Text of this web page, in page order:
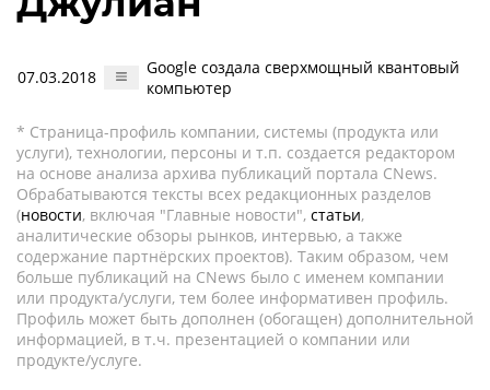
07.03.2018
Google создала сверхмощный квантовый
компьютер
* Страница-профиль компании, системы (продукта или
услуги), технологии, персоны и т.п. создается редактором
на основе анализа архива публикаций портала CNews.
Обрабатываются тексты всех редакционных разделов
(новости, включая "Главные новости", статьи,
аналитические обзоры рынков, интервью, а также
содержание партнёрских проектов). Таким образом, чем
больше публикаций на CNews было с именем компании
или продукта/услуги, тем более информативен профиль.
Профиль может быть дополнен (обогащен) дополнительной
информацией, в т.ч. презентацией о компании или
продукте/услуге.